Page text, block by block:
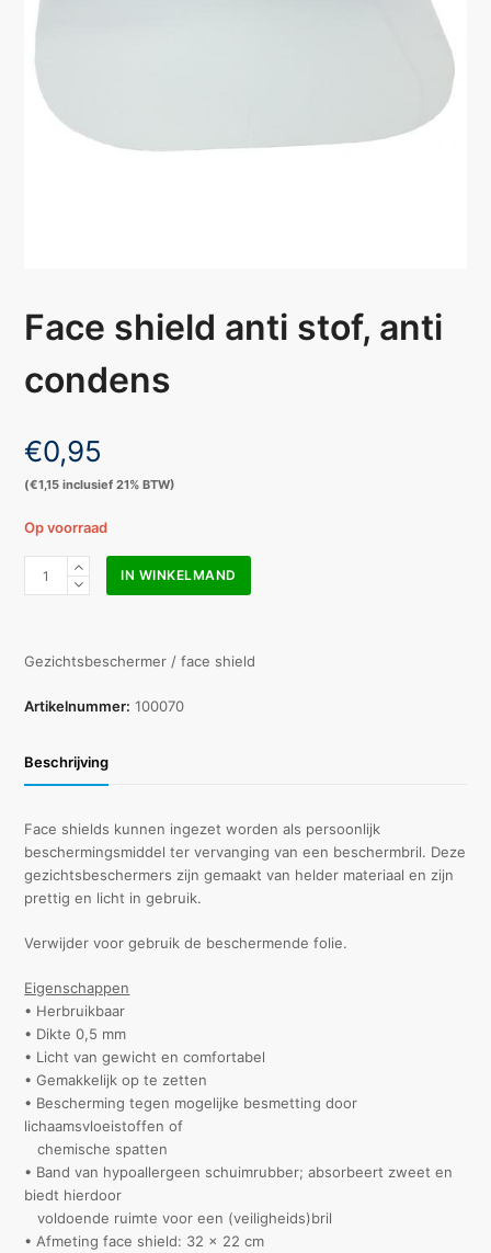
Face shield anti stof, anti
condens
€0,95
(€1,15 inclusief 21% BTW)
Op voorraad
anti
aantal
IN WINKELMAND
Gezichtsbeschermer / face shield
Artikelnummer: 100070
Beschrijving
Face shields kunnen ingezet worden als persoonlijk
beschermingsmiddel ter vervanging van een beschermbril. Deze
gezichtsbeschermers zijn gemaakt van helder materiaal en zijn
prettig en licht in gebruik.
Verwijder voor gebruik de beschermende folie.
Eigenschappen
• Herbruikbaar
• Dikte 0,5 mm
• Licht van gewicht en comfortabel
• Gemakkelijk op te zetten
• Bescherming tegen mogelijke besmetting door
lichaamsvloeistoffen of
chemische spatten
• Band van hypoallergeen schuimrubber; absorbeert zweet en
biedt hierdoor
voldoende ruimte voor een (veiligheids)bril
• Afmeting face shield: 32 x 22 cm